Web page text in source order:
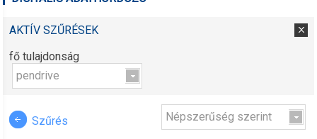
AKTÍV SZŰRÉSEK
fő tulajdonság
pendrive
Szűrés Népszerűség szerint